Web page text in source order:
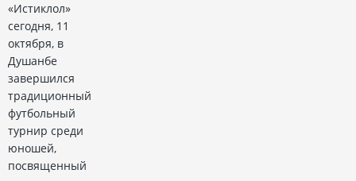
«Истиклол»
сегодня, 11
октября, в
Душанбе
завершился
традиционный
футбольный
турнир среди
юношей,
посвященный